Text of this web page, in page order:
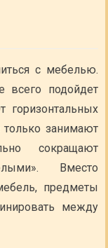
с мебелью.
всего подойдет
горизонтальных
занимают
сокращают
Вместо
предметы
между